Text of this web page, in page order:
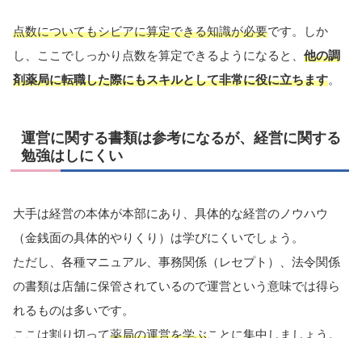
点数についてもシビアに算定できる知識が必要です。しか
し、ここでしっかり点数を算定できるようになると、 他の調
剤薬局に転職した際にもスキルとして非常に役に立ちます。
運営に関する書類は参考になるが、経営に関する
勉強はしにくい
大手は経営の本体が本部にあり、具体的な経営のノウハウ
（金銭面の具体的やりくり）は学びにくいでしょう。
ただし、各種マニュアル、事務関係（レセプト）、法令関係
の書類は店舗に保管されているので運営という意味では得ら
れるものは多いです。
ここは割り切って薬局の運営を学ぶことに集中しましょう。